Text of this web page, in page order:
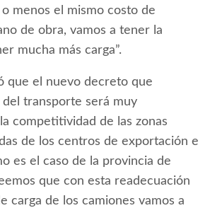
menos el mismo costo de
de obra, vamos a tener la
mucha más carga”.
que el nuevo decreto que
del transporte será muy
competitividad de las zonas
de los centros de exportación e
es el caso de la provincia de
que con esta readecuación
carga de los camiones vamos a